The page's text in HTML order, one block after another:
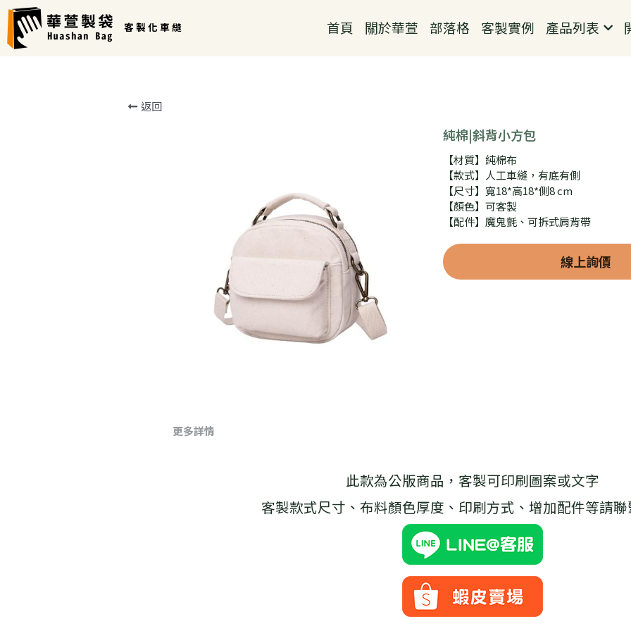
客 製 化 車 縫 首頁 關於華萱 部落格 客製實例 產品列表 開
返回
純棉|斜背小方包
【材質】純棉布
【款式】人工車縫，有底有側
【尺寸】寬18*高18*側8 cm
【顏色】可客製
【配件】魔鬼氈、可拆式肩背帶
線上詢價